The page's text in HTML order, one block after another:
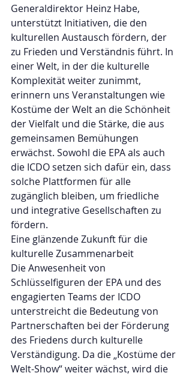
Generaldirektor Heinz Habe,
unterstützt Initiativen, die den
kulturellen Austausch fördern, der
zu Frieden und Verständnis führt. In
einer Welt, in der die kulturelle
Komplexität weiter zunimmt,
erinnern uns Veranstaltungen wie
Kostüme der Welt an die Schönheit
der Vielfalt und die Stärke, die aus
gemeinsamen Bemühungen
erwächst. Sowohl die EPA als auch
die ICDO setzen sich dafür ein, dass
solche Plattformen für alle
zugänglich bleiben, um friedliche
und integrative Gesellschaften zu
fördern.
Eine glänzende Zukunft für die
kulturelle Zusammenarbeit
Die Anwesenheit von
Schlüsselfiguren der EPA und des
engagierten Teams der ICDO
unterstreicht die Bedeutung von
Partnerschaften bei der Förderung
des Friedens durch kulturelle
Verständigung. Da die „Kostüme der
Welt-Show“ weiter wächst, wird die